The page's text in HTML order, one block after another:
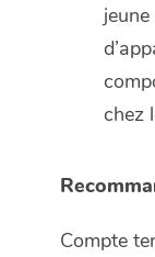
chez
Compte